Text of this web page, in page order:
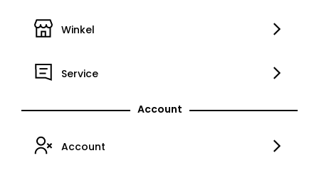
Winkel
Service
Account
Account